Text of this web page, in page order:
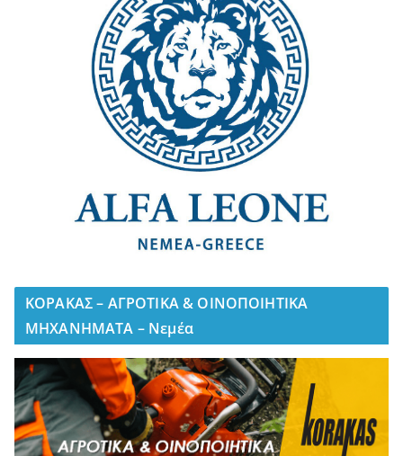
ΚΟΡΑΚΑΣ – ΑΓΡΟΤΙΚΑ & ΟΙΝΟΠΟΙΗΤΙΚΑ
ΜΗΧΑΝΗΜΑΤΑ – Νεμέα